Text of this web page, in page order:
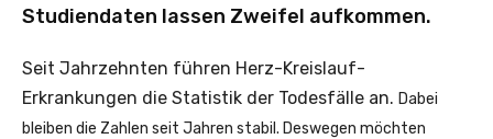
Studiendaten lassen Zweifel aufkommen.
Seit Jahrzehnten führen Herz-Kreislauf-
Erkrankungen die Statistik der Todesfälle an. Dabei
bleiben die Zahlen seit Jahren stabil. Deswegen möchten